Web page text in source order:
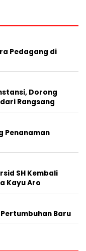
Pedagang di
Dorong
Rangsang
Penanaman
SH Kembali
Kayu Aro
Baru